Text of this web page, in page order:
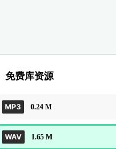
免费库资源
MP3 0.24 M
WAV 1.65 M